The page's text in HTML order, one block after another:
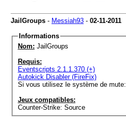
JailGroups - Messiah93 - 02-11-2011
Informations
Nom: JailGroups
Requis:
Eventscripts 2.1.1.370 (+)
Autokick Disabler (FireFix)
Si vous utilisez le système de mute:
Jeux compatibles:
Counter-Strike: Source